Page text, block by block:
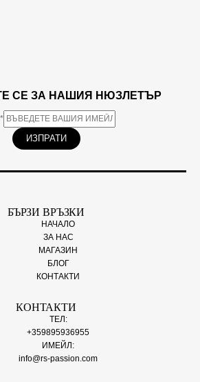
СЕ ЗА НАШИЯ НЮЗЛЕТЪР
*
ИЗПРАТИ
БЪРЗИ ВРЪЗКИ
НАЧАЛО
ЗА НАС
МАГАЗИН
БЛОГ
КОНТАКТИ
КОНТАКТИ
ТЕЛ:
+359895936955
ИМЕЙЛ:
info@rs-passion.com